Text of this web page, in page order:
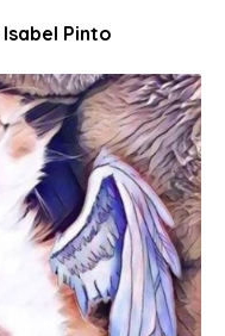
Isabel Pinto